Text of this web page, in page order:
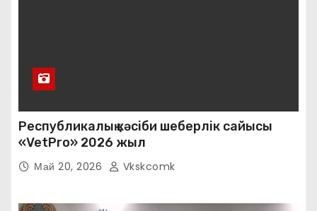
Республикалық кәсіби шеберлік сайысы
«VetPro» 2026 жыл
Май 20, 2026 Vkskcomk